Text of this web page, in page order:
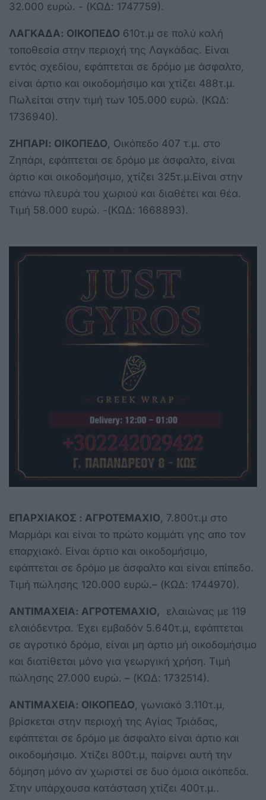
32.000 ευρώ. - (ΚΩΔ: 1747759).
ΛΑΓΚΑΔΑ: ΟΙΚΟΠΕΔΟ 610τ.μ σε πολύ καλή
τοποθεσία στην περιοχή της Λαγκάδας. Είναι
εντός σχεδίου, εφάπτεται σε δρόμο με άσφαλτο,
είναι άρτιο και οικοδομήσιμο και χτίζει 488τ.μ.
Πωλείται στην τιμή των 105.000 ευρώ. (ΚΩΔ:
1736940).
ΖΗΠΑΡΙ: ΟΙΚΟΠΕΔΟ , Οικόπεδο 407 τ.μ. στο
Ζηπάρι, εφάπτεται σε δρόμο με άσφαλτο, είναι
άρτιο και οικοδομήσιμο, χτίζει 325τ.μ.Είναι στην
επάνω πλευρά του χωριού και διαθέτει και θέα.
Τιμή 58.000 ευρώ. -(ΚΩΔ: 1668893).
ΕΠΑΡΧΙΑΚΟΣ : ΑΓΡΟΤΕΜΑΧΙΟ , 7.800τ.μ στο
Μαρμάρι και είναι το πρώτο κομμάτι γης απο τον
επαρχιακό. Είναι άρτιο και οικοδομήσιμο,
εφάπτεται σε δρόμο με άσφαλτο και είναι επίπεδο.
Τιμή πώλησης 120.000 ευρώ.– (ΚΩΔ: 1744970).
ΑΝΤΙΜΑΧΕΙΑ: ΑΓΡΟΤΕΜΑΧΙΟ, ελαιώνας με 119
ελαιόδεντρα. Έχει εμβαδόν 5.640τ.μ, εφάπτεται
σε αγροτικό δρόμο, είναι μη άρτιο μή οικοδομήσιμο
και διατίθεται μόνο για γεωργική χρήση. Τιμή
πώλησης 27.000 ευρώ. – (ΚΩΔ: 1732514).
ΑΝΤΙΜΑΧΕΙΑ: ΟΙΚΟΠΕΔΟ , γωνιακό 3.110τ.μ,
βρίσκεται στην περιοχή της Αγίας Τριάδας,
εφάπτεται σε δρόμο με άσφαλτο είναι άρτιο και
οικοδομήσιμο. Χτίζει 800τ.μ, παίρνει αυτή την
δόμηση μόνο αν χωριστεί σε δυο όμοια οικόπεδα.
Στην υπάρχουσα κατάσταση χτίζει 400τ.μ..